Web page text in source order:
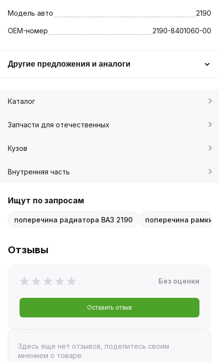
Модель авто 2190
OEM-номер 2190-8401060-00
Другие предложения и аналоги
Каталог
Запчасти для отечественных
Кузов
Внутренняя часть
Ищут по запросам
поперечина радиатора ВАЗ 2190 поперечина рамки
Отзывы
Без оценки
Оставить отзыв
Здесь ещё нет отзывов, поделитесь своим
мнением о товаре.